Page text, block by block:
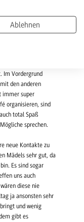
ähnlichen
teilnehmen?
Im Vordergrund
den anderen
immer super
organisieren, sind
total Spaß
sprechen.
neue Kontakte zu
Mädels sehr gut, da
Es sind sogar
uns auch
diese nie
ja ansonsten sehr
und wenig
gibt es
Ablehnen